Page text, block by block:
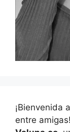
¡Bienvenida
entre